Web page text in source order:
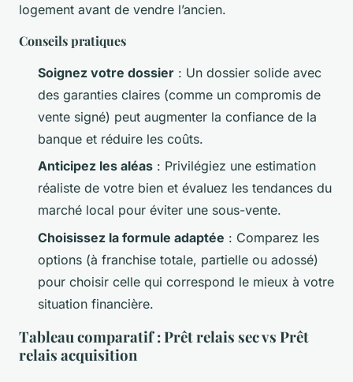
logement avant de vendre l’ancien.
Conseils pratiques
Soignez votre dossier : Un dossier solide avec
des garanties claires (comme un compromis de
vente signé) peut augmenter la confiance de la
banque et réduire les coûts.
Anticipez les aléas : Privilégiez une estimation
réaliste de votre bien et évaluez les tendances du
marché local pour éviter une sous-vente.
Choisissez la formule adaptée : Comparez les
options (à franchise totale, partielle ou adossé)
pour choisir celle qui correspond le mieux à votre
situation financière.
Tableau comparatif : Prêt relais sec vs Prêt
relais acquisition